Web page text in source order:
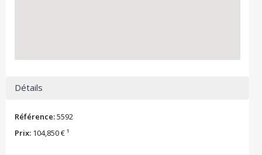
Détails
Référence:5592
Prix: 104,850 € ¹